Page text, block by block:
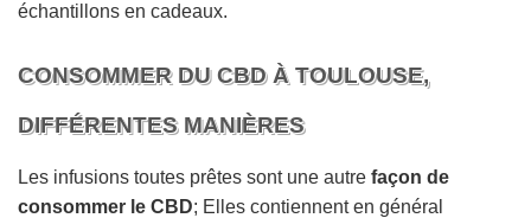
échantillons en cadeaux.
CONSOMMER DU CBD À TOULOUSE,
DIFFÉRENTES MANIÈRES
Les infusions toutes prêtes sont une autre façon de
consommer le CBD; Elles contiennent en général